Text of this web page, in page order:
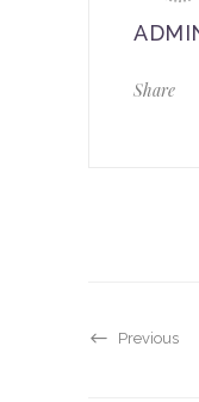
Share
Previous